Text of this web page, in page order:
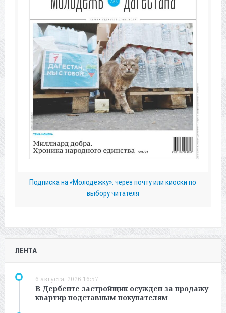
Подписка на «Молодежку»: через почту или киоски по
выбору читателя
ЛЕНТА
6 августа, 2026 16:57
В Дербенте застройщик осужден за продажу
квартир подставным покупателям